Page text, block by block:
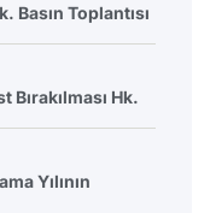
Basın Toplantısı
Bırakılması Hk.
Yılının